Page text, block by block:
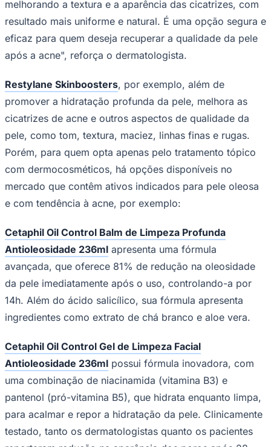
Flamengo
melhorando a textura e a aparência das cicatrizes, com
resultado mais uniforme e natural. É uma opção segura e
eficaz para quem deseja recuperar a qualidade da pele
após a acne", reforça o dermatologista.
Restylane Skinboosters, por exemplo, além de
promover a hidratação profunda da pele, melhora as
cicatrizes de acne e outros aspectos de qualidade da
pele, como tom, textura, maciez, linhas finas e rugas.
Porém, para quem opta apenas pelo tratamento tópico
com dermocosméticos, há opções disponíveis no
mercado que contêm ativos indicados para pele oleosa
e com tendência à acne, por exemplo:
Cetaphil Oil Control Balm de Limpeza Profunda
Antioleosidade 236ml apresenta uma fórmula
avançada, que oferece 81% de redução na oleosidade
da pele imediatamente após o uso, controlando-a por
14h. Além do ácido salicílico, sua fórmula apresenta
ingredientes como extrato de chá branco e aloe vera.
Cetaphil Oil Control Gel de Limpeza Facial
Antioleosidade 236ml possui fórmula inovadora, com
uma combinação de niacinamida (vitamina B3) e
pantenol (pró-vitamina B5), que hidrata enquanto limpa,
para acalmar e repor a hidratação da pele. Clinicamente
testado, tanto os dermatologistas quanto os pacientes